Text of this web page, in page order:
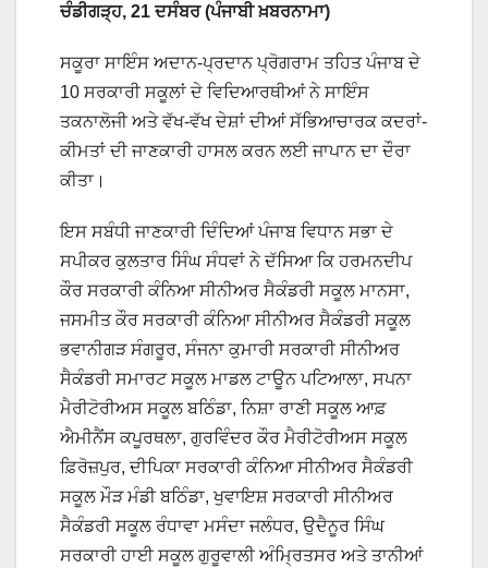
ਚੰਡੀਗੜ੍ਹ, 21 ਦਸੰਬਰ (ਪੰਜਾਬੀ ਖ਼ਬਰਨਾਮਾ)
ਸਕੂਰਾ ਸਾਇੰਸ ਅਦਾਨ-ਪ੍ਰਦਾਨ ਪ੍ਰੋਗਰਾਮ ਤਹਿਤ ਪੰਜਾਬ ਦੇ
10 ਸਰਕਾਰੀ ਸਕੂਲਾਂ ਦੇ ਵਿਦਿਆਰਥੀਆਂ ਨੇ ਸਾਇੰਸ
ਤਕਨਾਲੋਜੀ ਅਤੇ ਵੱਖ-ਵੱਖ ਦੇਸ਼ਾਂ ਦੀਆਂ ਸੱਭਿਆਚਾਰਕ ਕਦਰਾਂ-
ਕੀਮਤਾਂ ਦੀ ਜਾਣਕਾਰੀ ਹਾਸਲ ਕਰਨ ਲਈ ਜਾਪਾਨ ਦਾ ਦੌਰਾ
ਕੀਤਾ।
ਇਸ ਸਬੰਧੀ ਜਾਣਕਾਰੀ ਦਿੰਦਿਆਂ ਪੰਜਾਬ ਵਿਧਾਨ ਸਭਾ ਦੇ
ਸਪੀਕਰ ਕੁਲਤਾਰ ਸਿੰਘ ਸੰਧਵਾਂ ਨੇ ਦੱਸਿਆ ਕਿ ਹਰਮਨਦੀਪ
ਕੌਰ ਸਰਕਾਰੀ ਕੰਨਿਆ ਸੀਨੀਅਰ ਸੈਕੰਡਰੀ ਸਕੂਲ ਮਾਨਸਾ,
ਜਸਮੀਤ ਕੌਰ ਸਰਕਾਰੀ ਕੰਨਿਆ ਸੀਨੀਅਰ ਸੈਕੰਡਰੀ ਸਕੂਲ
ਭਵਾਨੀਗੜ ਸੰਗਰੂਰ, ਸੰਜਨਾ ਕੁਮਾਰੀ ਸਰਕਾਰੀ ਸੀਨੀਅਰ
ਸੈਕੰਡਰੀ ਸਮਾਰਟ ਸਕੂਲ ਮਾਡਲ ਟਾਊਨ ਪਟਿਆਲਾ, ਸਪਨਾ
ਮੈਰੀਟੋਰੀਅਸ ਸਕੂਲ ਬਠਿੰਡਾ, ਨਿਸ਼ਾ ਰਾਣੀ ਸਕੂਲ ਆਫ਼
ਐਮੀਨੈਂਸ ਕਪੂਰਥਲਾ, ਗੁਰਵਿੰਦਰ ਕੌਰ ਮੈਰੀਟੋਰੀਅਸ ਸਕੂਲ
ਫ਼ਿਰੋਜ਼ਪੁਰ, ਦੀਪਿਕਾ ਸਰਕਾਰੀ ਕੰਨਿਆ ਸੀਨੀਅਰ ਸੈਕੰਡਰੀ
ਸਕੂਲ ਮੌੜ ਮੰਡੀ ਬਠਿੰਡਾ, ਖੁਵਾਇਸ਼ ਸਰਕਾਰੀ ਸੀਨੀਅਰ
ਸੈਕੰਡਰੀ ਸਕੂਲ ਰੰਧਾਵਾ ਮਸੰਦਾ ਜਲੰਧਰ, ਉਦੈਨੂਰ ਸਿੰਘ
ਸਰਕਾਰੀ ਹਾਈ ਸਕੂਲ ਗੁਰੂਵਾਲੀ ਅੰਮ੍ਰਿਤਸਰ ਅਤੇ ਤਾਨੀਆਂ